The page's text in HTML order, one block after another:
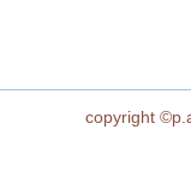
copyright